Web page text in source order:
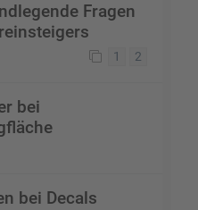
Fragen
1 2
bei
bei Decals